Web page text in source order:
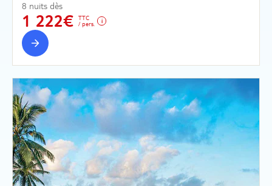
8 nuits dès
1 222€
TTC
/ pers.